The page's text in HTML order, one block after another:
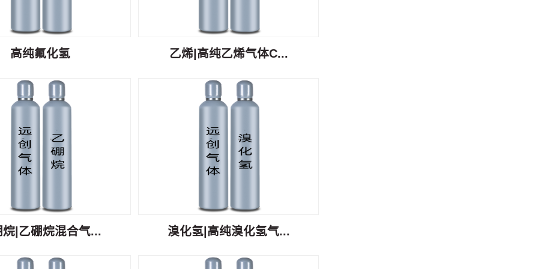
高纯氟化氢 乙烯|高纯乙烯气体C...
烷|乙硼烷混合气... 溴化氢|高纯溴化氢气...